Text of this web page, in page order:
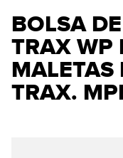
BOLSA
TRAX WP
MALETAS
TRAX.